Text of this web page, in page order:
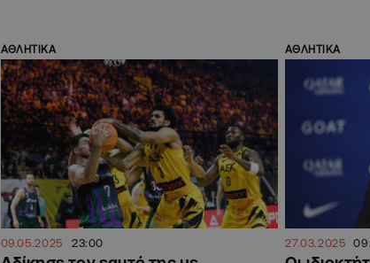
ΑΘΛΗΤΙΚΑ
09.05.2025 23:00
ΑΘΛΗΤΙΚΑ
27.03.2025